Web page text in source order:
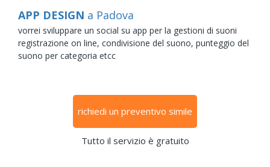
APP DESIGN a Padova
vorrei sviluppare un social su app per la gestioni di suoni
registrazione on line, condivisione del suono, punteggio del
suono per categoria etcc
richiedi un preventivo simile
Tutto il servizio è gratuito